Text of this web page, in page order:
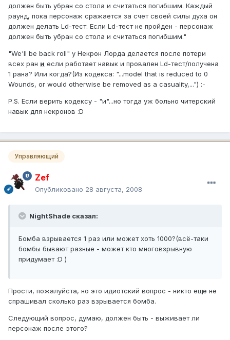
должен быть убран со стола и считаться погибшим. Каждый
раунд, пока персонаж сражается за счет своей силы духа он
должен делать Ld-тест. Если Ld-тест не пройден - персонаж
должен быть убран со стола и считаться погибшим."
"We'll be back roll" у Некрон Лорда делается после потери
всех ран и если работает навык и провален Ld-тест/получена
1 рана? Или когда?(Из кодекса: "...model that is reduced to 0
Wounds, or would otherwise be removed as a casuality,...") :-
P.S. Если верить кодексу - "и"...но тогда уж больно читерский
навык для некронов :D
Управляющий
Zef
Опубликовано 28 августа, 2008
NightShade сказал:
Бомба взрывается 1 раз или может хоть 1000?(всё-таки
бомбы бывают разные - может кто многовзрывную
придумает :D )
Прости, пожалуйста, но это идиотский вопрос - никто еще не
спрашивал сколько раз взрывается бомба.
Следующий вопрос, думаю, должен быть - выживает ли
персонаж после этого?